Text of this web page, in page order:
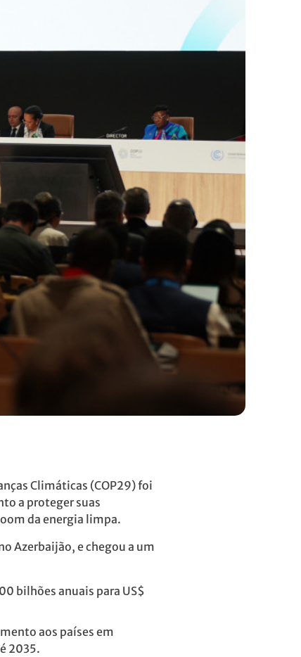
Climáticas (COP29) foi
a proteger suas
da energia limpa.
Azerbaijão, e chegou a um
bilhões anuais para US$
aos países em
2035.